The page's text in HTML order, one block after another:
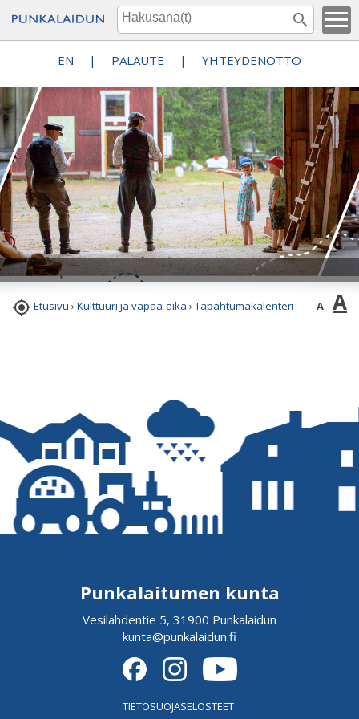
EN | PALAUTE | YHTEYDENOTTO
 Etusivu › Kulttuuri ja vapaa-aika › Tapahtumakalenteri A A
Punkalaitumen kunta
Vesilahdentie 5, 31900 Punkalaidun
kunta@punkalaidun.fi
TIETOSUOJASELOSTEET